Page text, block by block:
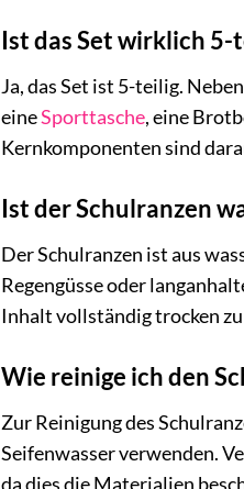
Ist das Set wirklich 5-
Ja, das Set ist 5-teilig.
eineSporttasche, eine
Kernkomponenten sind
Ist der Schulranzen
Der Schulranzen ist aus
Regengüsse oder
Inhalt vollständig trocken
Wie reinige ich den
Zur Reinigung des
Seifenwasser verwenden.
da dies die Materialien